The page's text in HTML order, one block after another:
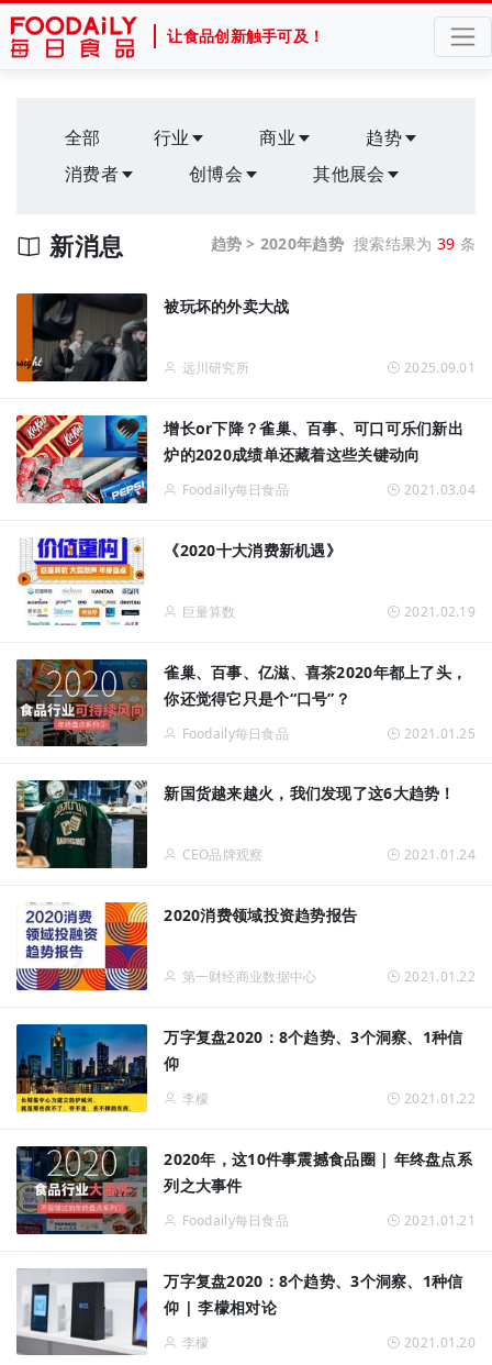
让食品创新触手可及！
全部 行业 商业
趋势
消费者
创博会 其他展会
趋势 > 2020年趋势 搜索结果为 39 条
新消息
被玩坏的外卖大战
远川研究所 2025.09.01
增长or下降？雀巢、百事、可口可乐们新出
炉的2020成绩单还藏着这些关键动向
Foodaily每日食品 2021.03.04
《2020十大消费新机遇》
巨量算数 2021.02.19
雀巢、百事、亿滋、喜茶2020年都上了头，
你还觉得它只是个“口号”？
Foodaily每日食品 2021.01.25
新国货越来越火，我们发现了这6大趋势！
CEO品牌观察 2021.01.24
2020消费领域投资趋势报告
第一财经商业数据中心 2021.01.22
万字复盘2020：8个趋势、3个洞察、1种信
仰
李檬 2021.01.22
2020年，这10件事震撼食品圈 | 年终盘点系
列之大事件
Foodaily每日食品 2021.01.21
万字复盘2020：8个趋势、3个洞察、1种信
仰 | 李檬相对论
李檬 2021.01.20